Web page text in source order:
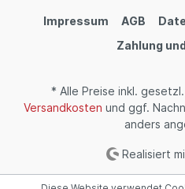
Impressum AGB
Zahlung
* Alle Preise inkl.
Versandkosten und ggf.
anders
Realisiert